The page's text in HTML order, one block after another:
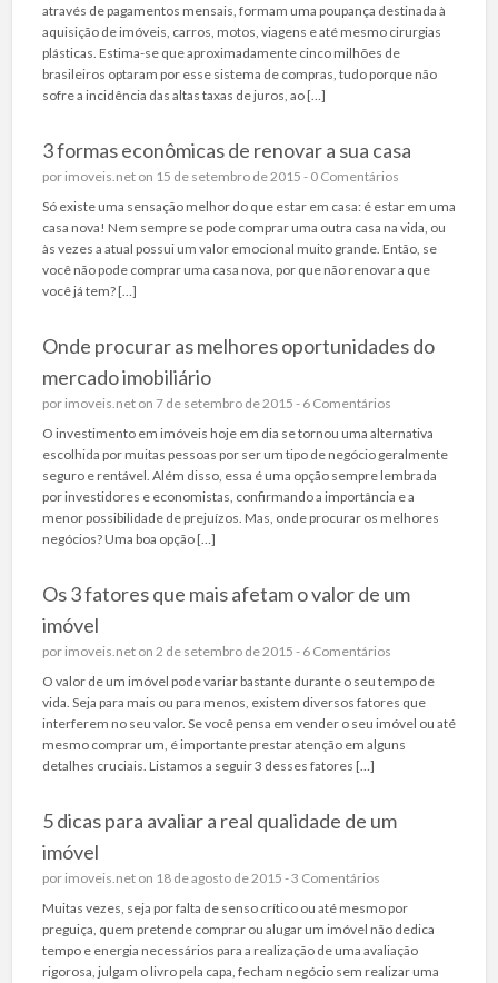
através de pagamentos mensais, formam uma poupança destinada à
aquisição de imóveis, carros, motos, viagens e até mesmo cirurgias
plásticas. Estima-se que aproximadamente cinco milhões de
brasileiros optaram por esse sistema de compras, tudo porque não
sofre a incidência das altas taxas de juros, ao […]
3 formas econômicas de renovar a sua casa
por imoveis.neton 15 de setembro de 2015 - 0 Comentários
Só existe uma sensação melhor do que estar em casa: é estar em uma
casa nova! Nem sempre se pode comprar uma outra casa na vida, ou
às vezes a atual possui um valor emocional muito grande. Então, se
você não pode comprar uma casa nova, por que não renovar a que
você já tem? […]
Onde procurar as melhores oportunidades do
mercado imobiliário
por imoveis.neton 7 de setembro de 2015 - 6 Comentários
O investimento em imóveis hoje em dia se tornou uma alternativa
escolhida por muitas pessoas por ser um tipo de negócio geralmente
seguro e rentável. Além disso, essa é uma opção sempre lembrada
por investidores e economistas, confirmando a importância e a
menor possibilidade de prejuízos. Mas, onde procurar os melhores
negócios? Uma boa opção […]
Os 3 fatores que mais afetam o valor de um
imóvel
por imoveis.neton 2 de setembro de 2015 - 6 Comentários
O valor de um imóvel pode variar bastante durante o seu tempo de
vida. Seja para mais ou para menos, existem diversos fatores que
interferem no seu valor. Se você pensa em vender o seu imóvel ou até
mesmo comprar um, é importante prestar atenção em alguns
detalhes cruciais. Listamos a seguir 3 desses fatores […]
5 dicas para avaliar a real qualidade de um
imóvel
por imoveis.neton 18 de agosto de 2015 -3 Comentários
Muitas vezes, seja por falta de senso crítico ou até mesmo por
preguiça, quem pretende comprar ou alugar um imóvel não dedica
tempo e energia necessários para a realização de uma avaliação
rigorosa, julgam o livro pela capa, fecham negócio sem realizar uma